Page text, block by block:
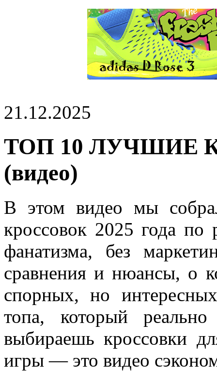
21.12.2025
ТОП 10 ЛУЧШИЕ
(видео)
В этом видео мы
кроссовок 2025 года по
фанатизма, без
сравнения и нюансы, о
спорных, но
топа, который
выбираешь кроссовки
игры — это видео